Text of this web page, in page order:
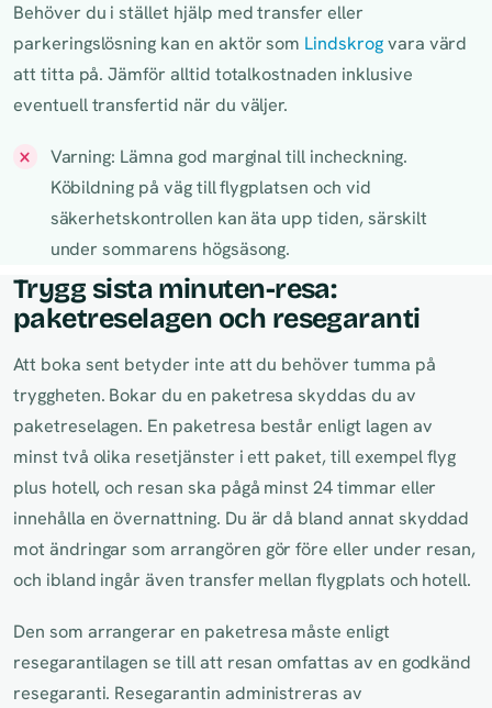
Behöver du i stället hjälp med transfer eller
parkeringslösning kan en aktör som Lindskrogvara värd
att titta på. Jämför alltid totalkostnaden inklusive
eventuell transfertid när du väljer.
Varning: Lämna god marginal till incheckning.
Köbildning på väg till flygplatsen och vid
säkerhetskontrollen kan äta upp tiden, särskilt
under sommarens högsäsong.
Trygg sista minuten-resa:
paketreselagen och resegaranti
Att boka sent betyder inte att du behöver tumma på
tryggheten. Bokar du en paketresa skyddas du av
paketreselagen. En paketresa består enligt lagen av
minst två olika resetjänster i ett paket, till exempel flyg
plus hotell, och resan ska pågå minst 24 timmar eller
innehålla en övernattning. Du är då bland annat skyddad
mot ändringar som arrangören gör före eller under resan,
och ibland ingår även transfer mellan flygplats och hotell.
Den som arrangerar en paketresa måste enligt
resegarantilagen se till att resan omfattas av en godkänd
resegaranti. Resegarantin administreras av